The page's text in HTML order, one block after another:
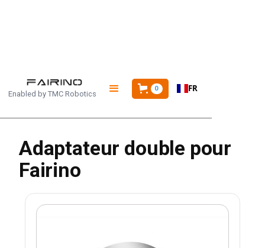
Enabled by TMC Robotics
0 FR
ADAPTATEUR DOUBLE POUR FAIRINO
Adaptateur double pour
Fairino